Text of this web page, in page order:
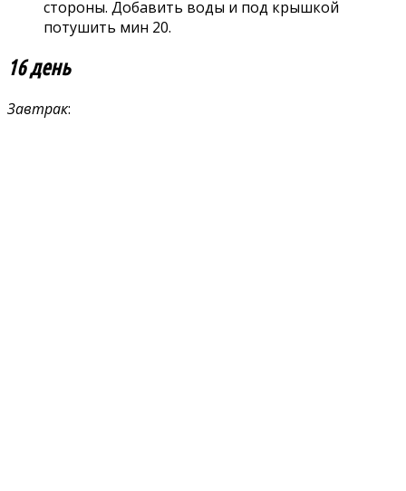
стороны. Добавить воды и под крышкой
потушить мин 20.
16 день
Завтрак: